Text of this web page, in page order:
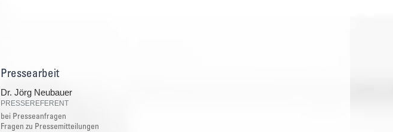
Pressearbeit
Dr. Jörg Neubauer
PRESSEREFERENT
bei Presseanfragen
Fragen zu Pressemitteilungen